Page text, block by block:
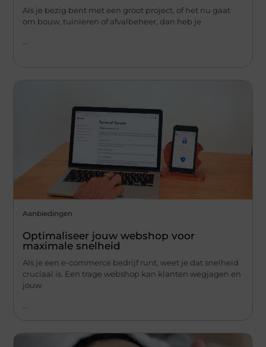
Als je bezig bent met een groot project, of het nu gaat
om bouw, tuinieren of afvalbeheer, dan heb je
...
Aanbiedingen
Optimaliseer jouw webshop voor
maximale snelheid
Als je een e-commerce bedrijf runt, weet je dat snelheid
cruciaal is. Een trage webshop kan klanten wegjagen en
jouw